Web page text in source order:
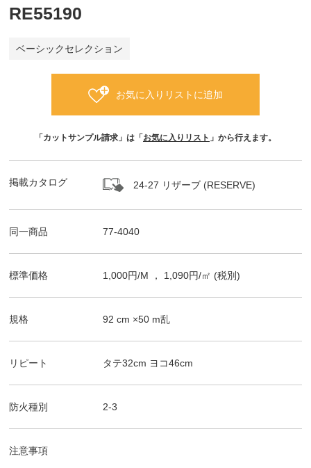
RE55190
ベーシックセレクション
お気に入りリストに追加
「カットサンプル請求」は「 お気に入りリスト 」から行えます。
掲載カタログ 24-27 リザーブ (RESERVE)
同一商品 77-4040
標準価格 1,000円/M ， 1,090円/㎡ (税別)
規格 92 cm ×50 m乱
リピート タテ32cm ヨコ46cm
防火種別 2-3
注意事項